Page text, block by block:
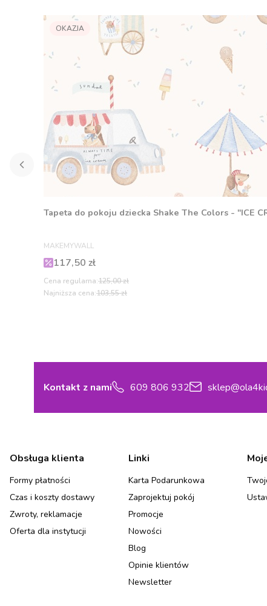
OKAZJA
Tapeta do pokoju dziecka Shake The Colors - "ICE
PRODUCENT
MAKEMYWALL
Cena promocyjna
117,50 zł
Cena regularna:125,00 zł
Najniższa cena:103,55 zł
Kontakt z nami 609 806 932
Linki w stopce
Obsługa klienta
Formy płatności
Czas i koszty dostawy
Zwroty, reklamacje
Oferta dla instytucji
Linki
Karta Podarunkowa
Zaprojektuj pokój
Promocje
Nowości
Blog
Opinie klientów
Newsletter